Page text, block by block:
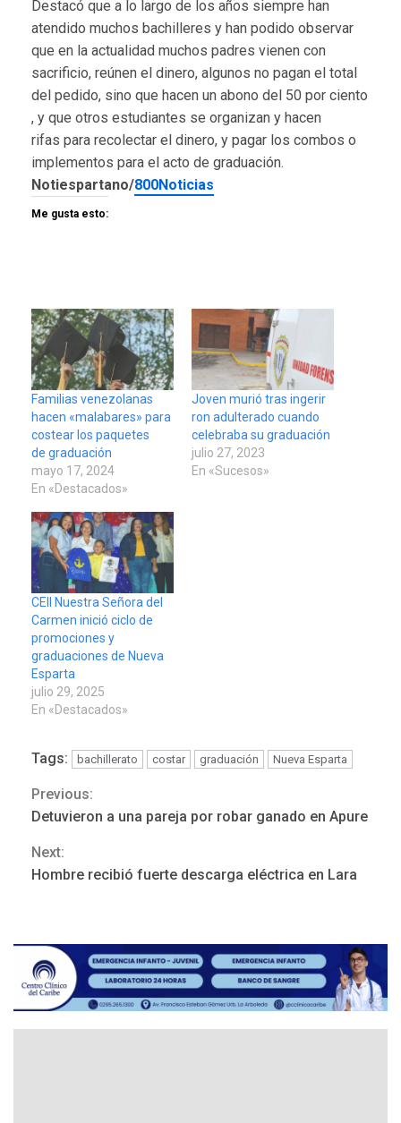
Destacó que a lo largo de los años siempre han
atendido muchos bachilleres y han podido observar
que en la actualidad muchos padres vienen con
sacrificio, reúnen el dinero, algunos no pagan el total
del pedido, sino que hacen un abono del 50 por ciento
, y que otros estudiantes se organizan y hacen
rifas para recolectar el dinero, y pagar los combos o
implementos para el acto de graduación.
Notiespartano/800Noticias
Me gusta esto:
Familias venezolanas
hacen «malabares» para
costear los paquetes
de graduación
mayo 17, 2024
En «Destacados»
Joven murió tras ingerir
ron adulterado cuando
celebraba su graduación
julio 27, 2023
En «Sucesos»
CEII Nuestra Señora del
Carmen inició ciclo de
promociones y
graduaciones de Nueva
Esparta
julio 29, 2025
En «Destacados»
Tags: bachillerato costar graduación Nueva Esparta
Continue
Reading
Previous:
Detuvieron a una pareja por robar ganado en Apure
Next:
Hombre recibió fuerte descarga eléctrica en Lara
3
POLÍTICA
TITULARES
ONGs piden a CIDH
4
nueva mesa de diálogo
INTERNACIONALES ÚLTIMA HORA